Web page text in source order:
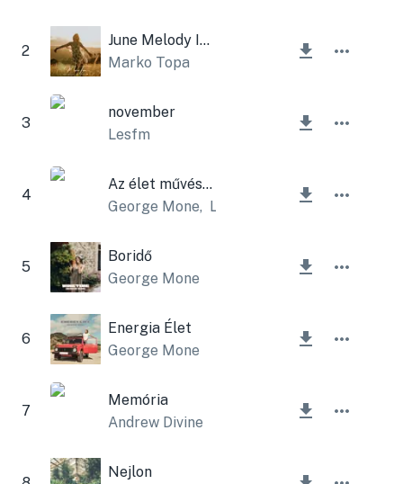
2
June Melody Instrumental
Marko Topa
3
november
Lesfm
4
Az élet művészete
George Mone, Lesfm
5
Boridő
George Mone
6
Energia Élet
George Mone
7
Memória
Andrew Divine
Nejlon